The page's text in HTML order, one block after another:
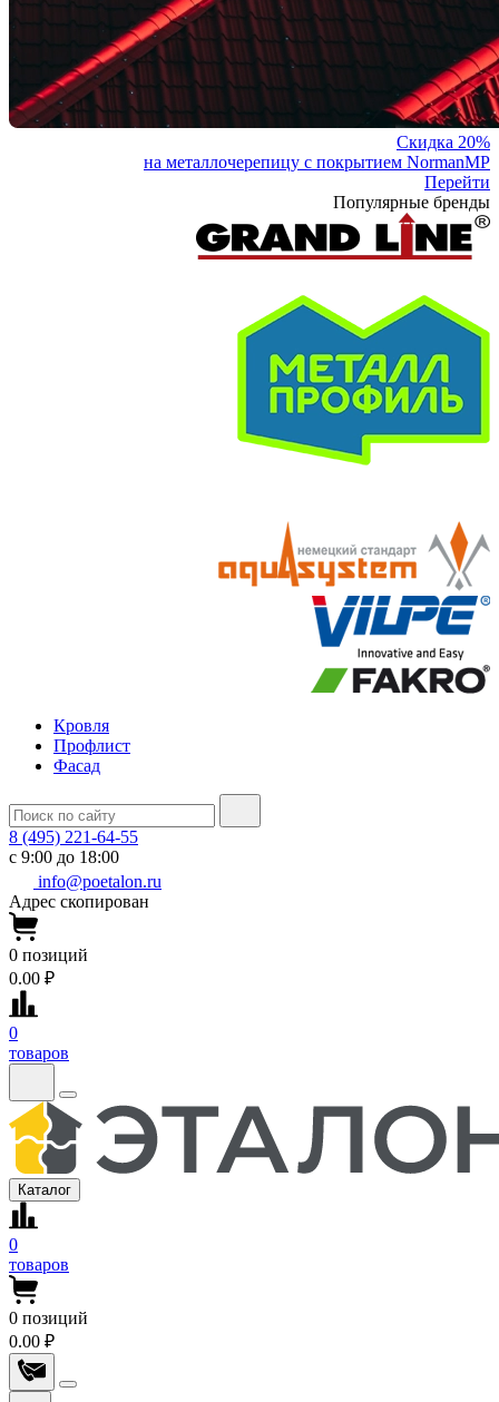
Скидка 20%
на металлочерепицу с покрытием NormanMP
Перейти
Популярные бренды
Кровля
Профлист
Фасад
8 (495) 221-64-55
с 9:00 до 18:00
info@poetalon.ru
Адрес скопирован
0 позиций
0.00 ₽
0
товаров
Каталог
0
товаров
0 позиций
0.00 ₽